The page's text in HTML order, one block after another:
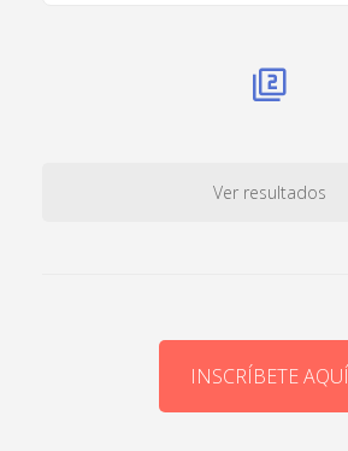
Ver resultados
INSCRÍBETE AQUÍ